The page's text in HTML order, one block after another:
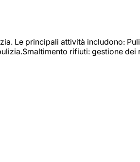
Le principali attività includono:
rifiuti: gestione dei